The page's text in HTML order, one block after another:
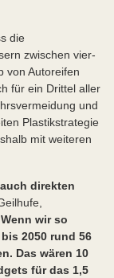
die
zwischen vier­
von Autoreifen
für ein Drittel aller
und
Plastikstrategie
mit weiteren
direkten
wir so
2050 rund 56
Das wären 10
für das 1,5